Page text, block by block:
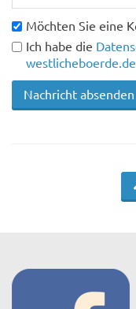
Möchten Sie eine
Ich habe die
westlicheboerde.de